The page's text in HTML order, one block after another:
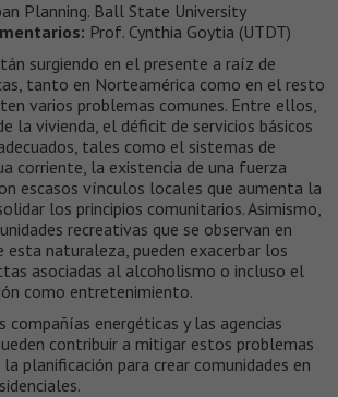
Planning. Ball State University
Prof. Cynthia Goytia (UTDT)
surgiendo en el presente a raíz de
tanto en Norteamérica como en el resto
varios problemas comunes. Entre ellos,
la vivienda, el déficit de servicios básicos
tales como el sistemas de
corriente, la existencia de una fuerza
escasos vínculos locales que aumenta la
los principios comunitarios. Asimismo,
recreativas que se observan en
esta naturaleza, pueden exacerbar los
asociadas al alcoholismo o incluso el
como entretenimiento.
compañías energéticas y las agencias
contribuir a mitigar estos problemas
planificación para crear comunidades en